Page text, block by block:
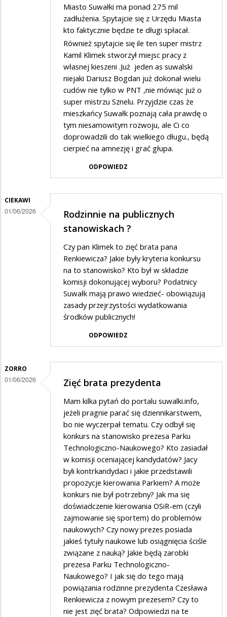
Miasto Suwałki ma ponad 275 mil
zadłużenia. Spytajcie się z Urzędu Miasta
kto faktycznie będzie te długi spłacał.
Również spytajcie się ile ten super mistrz
Kamil Klimek stworzył miejsc pracy z
własnej kieszeni .Już jeden as suwalski
niejaki Dariusz Bogdan już dokonał wielu
cudów nie tylko w PNT ,nie mówiąc już o
super mistrzu Sznelu. Przyjdzie czas że
mieszkańcy Suwałk poznają cała prawdę o
tym niesamowitym rozwoju, ale Ci co
doprowadzili do tak wielkiego długu., będą
cierpieć na amnezję i grać głupa.
ODPOWIEDZ
CIEKAWI
01/06/2026
Rodzinnie na publicznych
stanowiskach ?
Czy pan Klimek to zięć brata pana
Renkiewicza? Jakie były kryteria konkursu
na to stanowisko? Kto był w składzie
komisji dokonującej wyboru? Podatnicy
Suwałk mają prawo wiedzieć- obowiązują
zasady przejrzystości wydatkowania
środków publicznych!
ODPOWIEDZ
ZORRO
01/06/2026 Zięć brata prezydenta
Mam kilka pytań do portalu suwalki.info,
jeżeli pragnie parać się dziennikarstwem,
bo nie wyczerpał tematu. Czy odbył się
konkurs na stanowisko prezesa Parku
Technologiczno-Naukowego? Kto zasiadał
w komisji oceniającej kandydatów? Jacy
byli kontrkandydaci i jakie przedstawili
propozycje kierowania Parkiem? A może
konkurs nie był potrzebny? Jak ma się
doświadczenie kierowania OSiR-em (czyli
zajmowanie się sportem) do problemów
naukowych? Czy nowy prezes posiada
jakieś tytuły naukowe lub osiągnięcia ściśle
związane z nauką? Jakie będą zarobki
prezesa Parku Technologiczno-
Naukowego? I jak się do tego mają
powiązania rodzinne prezydenta Czesława
Renkiewicza z nowym prezesem? Czy to
nie jest zięć brata? Odpowiedzi na te